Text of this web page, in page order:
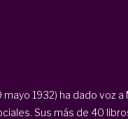
1932) ha dado voz
Sus más de 40